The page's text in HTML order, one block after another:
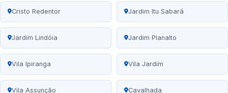
Cristo Redentor Jardim Itu Sabará
Jardim Lindóia Jardim Planalto
Vila Ipiranga Vila Jardim
Vila Assunção Cavalhada